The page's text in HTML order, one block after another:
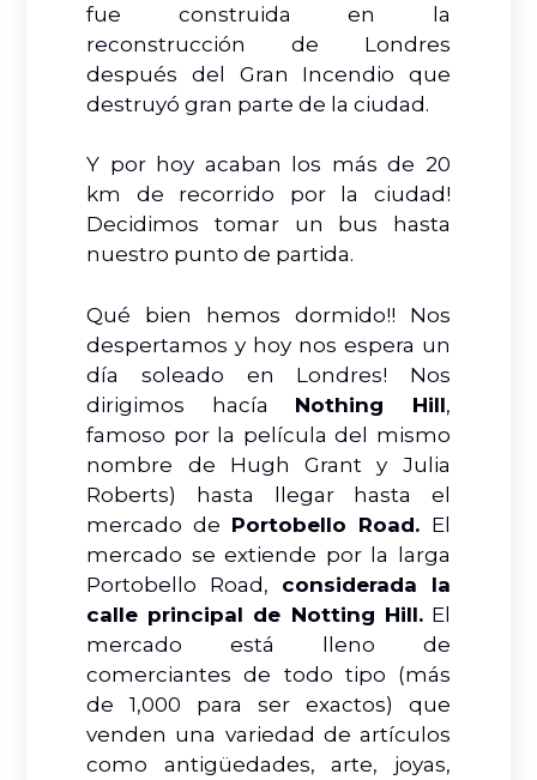
fue construida en la
reconstrucción de Londres
después del Gran Incendio que
destruyó gran parte de la ciudad.
Y por hoy acaban los más de 20
km de recorrido por la ciudad!
Decidimos tomar un bus hasta
nuestro punto de partida.
Qué bien hemos dormido!! Nos
despertamos y hoy nos espera un
día soleado en Londres! Nos
dirigimos hacía Nothing Hill,
famoso por la película del mismo
nombre de Hugh Grant y Julia
Roberts) hasta llegar hasta el
mercado de Portobello Road. El
mercado se extiende por la larga
Portobello Road, considerada la
calle principal de Notting Hill.El
mercado está lleno de
comerciantes de todo tipo (más
de 1,000 para ser exactos) que
venden una variedad de artículos
como antigüedades, arte, joyas,